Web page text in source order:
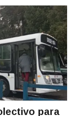
para